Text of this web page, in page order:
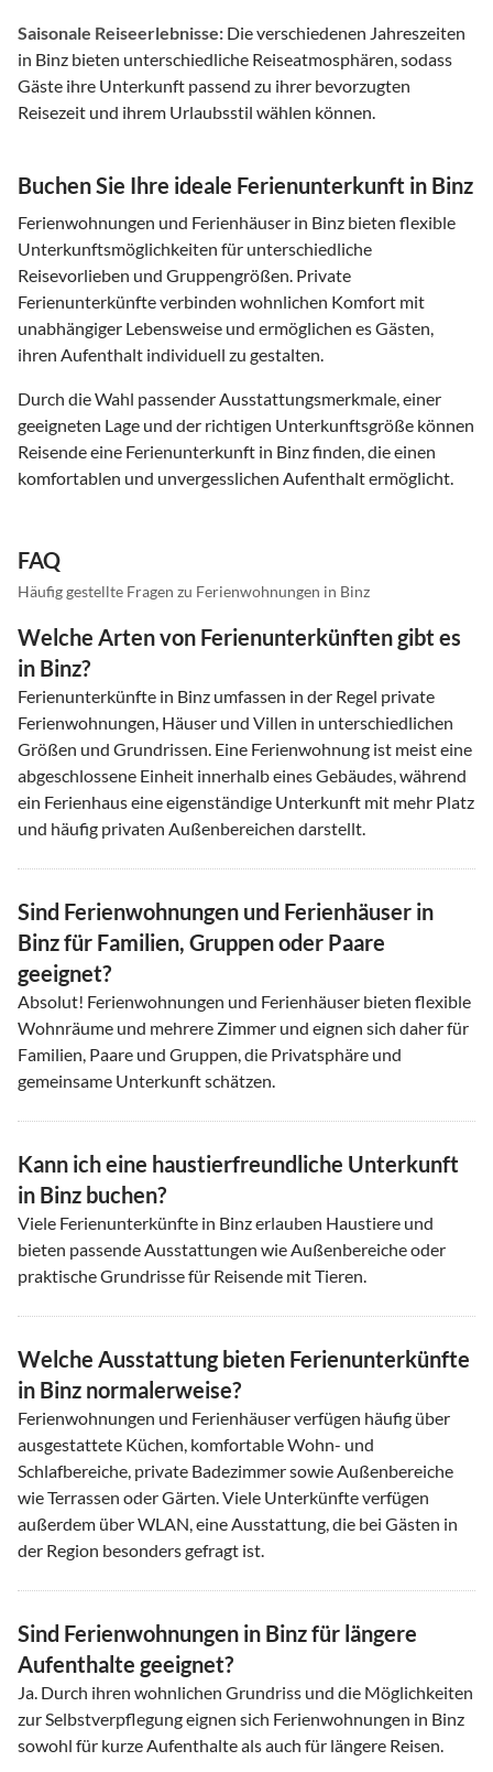
Saisonale Reiseerlebnisse: Die verschiedenen Jahreszeiten
in Binz bieten unterschiedliche Reiseatmosphären, sodass
Gäste ihre Unterkunft passend zu ihrer bevorzugten
Reisezeit und ihrem Urlaubsstil wählen können.
Buchen Sie Ihre ideale Ferienunterkunft in Binz
Ferienwohnungen und Ferienhäuser in Binz bieten flexible
Unterkunftsmöglichkeiten für unterschiedliche
Reisevorlieben und Gruppengrößen. Private
Ferienunterkünfte verbinden wohnlichen Komfort mit
unabhängiger Lebensweise und ermöglichen es Gästen,
ihren Aufenthalt individuell zu gestalten.
Durch die Wahl passender Ausstattungsmerkmale, einer
geeigneten Lage und der richtigen Unterkunftsgröße können
Reisende eine Ferienunterkunft in Binz finden, die einen
komfortablen und unvergesslichen Aufenthalt ermöglicht.
FAQ
Häufig gestellte Fragen zu Ferienwohnungen in Binz
Welche Arten von Ferienunterkünften gibt es
in Binz?
Ferienunterkünfte in Binz umfassen in der Regel private
Ferienwohnungen, Häuser und Villen in unterschiedlichen
Größen und Grundrissen. Eine Ferienwohnung ist meist eine
abgeschlossene Einheit innerhalb eines Gebäudes, während
ein Ferienhaus eine eigenständige Unterkunft mit mehr Platz
und häufig privaten Außenbereichen darstellt.
Sind Ferienwohnungen und Ferienhäuser in
Binz für Familien, Gruppen oder Paare
geeignet?
Absolut! Ferienwohnungen und Ferienhäuser bieten flexible
Wohnräume und mehrere Zimmer und eignen sich daher für
Familien, Paare und Gruppen, die Privatsphäre und
gemeinsame Unterkunft schätzen.
Kann ich eine haustierfreundliche Unterkunft
in Binz buchen?
Viele Ferienunterkünfte in Binz erlauben Haustiere und
bieten passende Ausstattungen wie Außenbereiche oder
praktische Grundrisse für Reisende mit Tieren.
Welche Ausstattung bieten Ferienunterkünfte
in Binz normalerweise?
Ferienwohnungen und Ferienhäuser verfügen häufig über
ausgestattete Küchen, komfortable Wohn- und
Schlafbereiche, private Badezimmer sowie Außenbereiche
wie Terrassen oder Gärten. Viele Unterkünfte verfügen
außerdem über WLAN, eine Ausstattung, die bei Gästen in
der Region besonders gefragt ist.
Sind Ferienwohnungen in Binz für längere
Aufenthalte geeignet?
Ja. Durch ihren wohnlichen Grundriss und die Möglichkeiten
zur Selbstverpflegung eignen sich Ferienwohnungen in Binz
sowohl für kurze Aufenthalte als auch für längere Reisen.